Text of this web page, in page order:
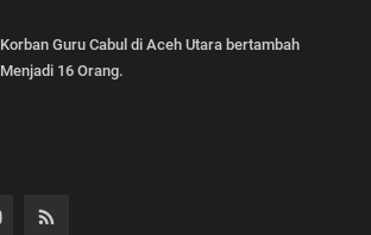
Korban Guru Cabul di Aceh Utara bertambah
Menjadi 16 Orang.